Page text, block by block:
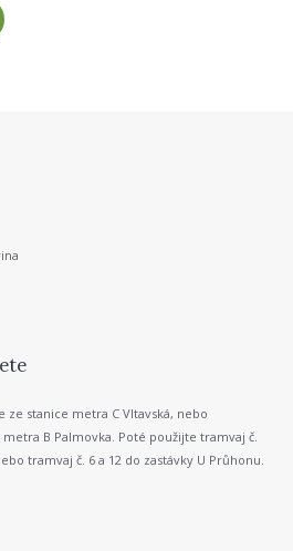
ze stanice metra C Vltavská, nebo
B Palmovka. Poté použijte tramvaj č.
tramvaj č. 6 a 12 do zastávky U Průhonu.